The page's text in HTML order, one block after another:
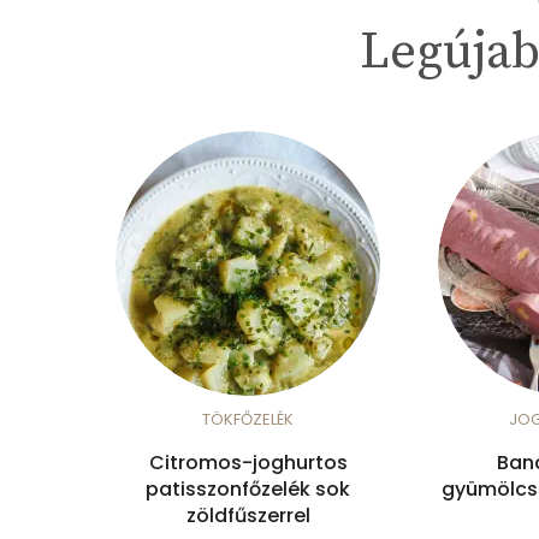
TÖKFŐZELÉK
Citromos-joghurtos
patisszonfőzelék sok
zöldfűszerrel